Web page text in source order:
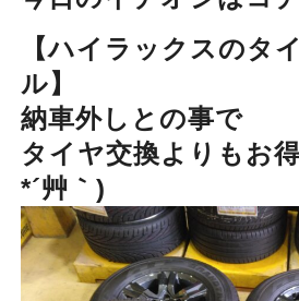
【ハイラックスのタ
ル】
納車外しとの事で
タイヤ交換よりもお
*´艸｀)